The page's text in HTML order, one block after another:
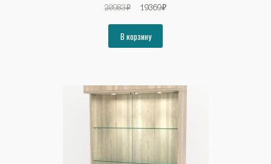
20983₽
Первоначальная
составляла
20983₽.
19369₽Текущая
В корзину